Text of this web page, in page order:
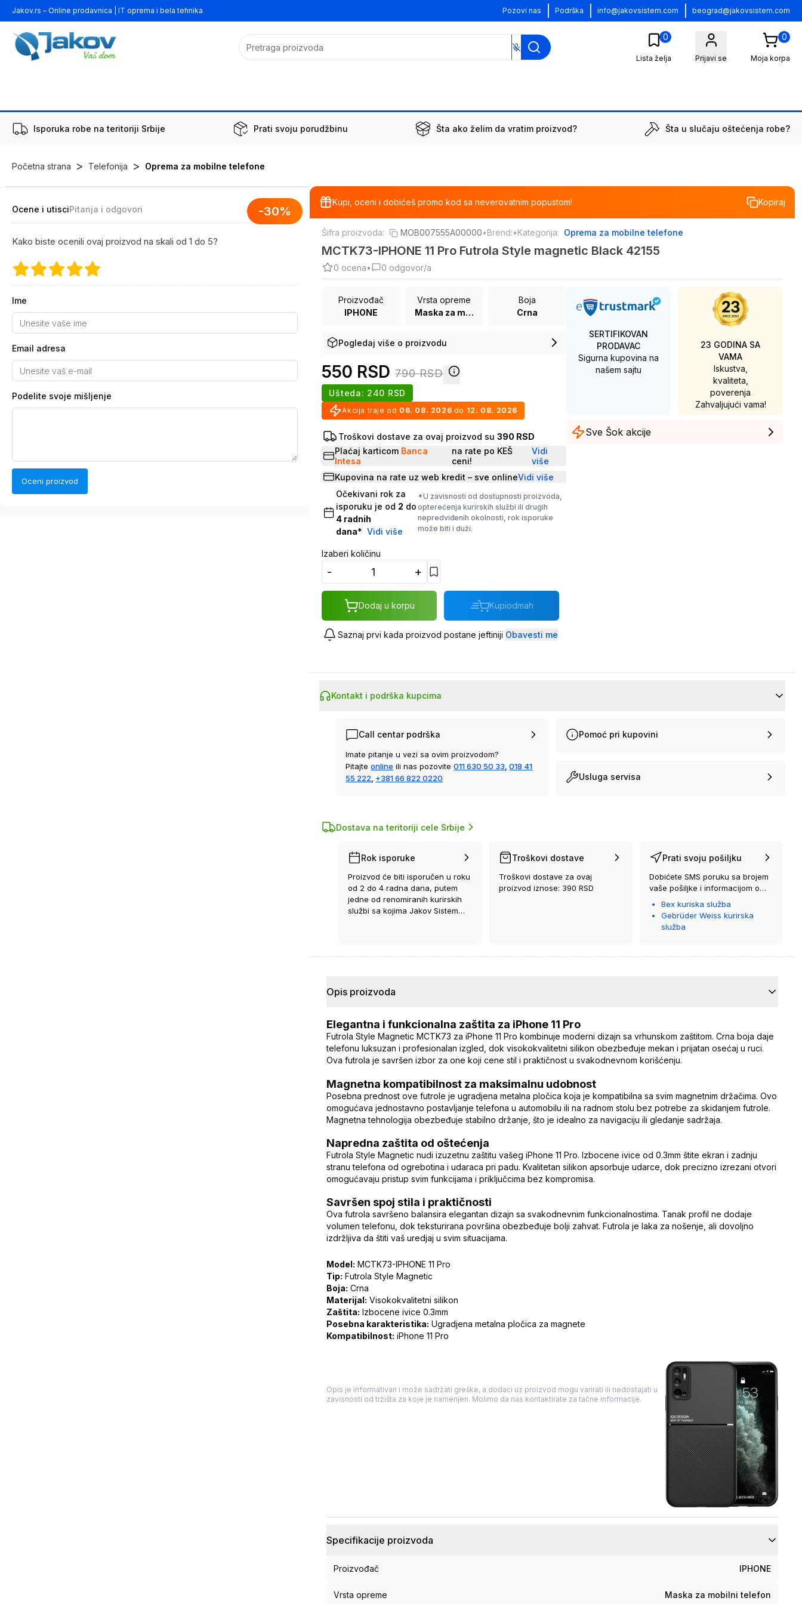
Jakov.rs – Online prodavnica | IT oprema i bela tehnika Pozovi nas Podrška info@jakovsistem.com beograd@jakovsistem.com
0
Lista želja Prijavi se
0
Moja korpa
Isporuka robe na teritoriji Srbije Prati svoju porudžbinu Šta ako želim da vratim proizvod? Šta u slučaju oštećenja robe?
Početna strana > Telefonija > Oprema za mobilne telefone
-30%
Ocene i utisciPitanja i odgovori
Kako biste ocenili ovaj proizvod na skali od 1 do 5?
Ime
Email adresa
Podelite svoje mišljenje
Oceni proizvod
Kupi, oceni i dobićeš promo kod sa neverovatnim popustom! Kopiraj
Šifra proizvoda: MOB007555A00000•Brend:•Kategorija: Oprema za mobilne telefone
MCTK73-IPHONE 11 Pro Futrola Style magnetic Black 42155
0 ocena• 0 odgovor/a
Proizvođač
IPHONE
Vrsta opreme
Maska za mobilni telefon
Boja
Crna
Pogledaj više o proizvodu
550 RSD 790RSD
Ušteda: 240 RSD
Akcija traje od 06. 08. 2026 do 12. 08. 2026
Troškovi dostave za ovaj proizvod su 390 RSD
Plaćaj karticom Banca
Intesa
na rate po KEŠ
ceni!
Vidi
više
Kupovina na rate uz web kredit – sve onlineVidi više
Očekivani rok za
isporuku je od 2 do
4 radnih
dana* Vidi više
*U zavisnosti od dostupnosti proizvoda,
opterećenja kurirskih službi ili drugih
nepredviđenih okolnosti, rok isporuke
može biti i duži.
Izaberi količinu
- +
Dodaj u korpu Kupiodmah
Saznaj prvi kada proizvod postane jeftiniji Obavesti me
SERTIFIKOVAN
PRODAVAC
Sigurna kupovina na
našem sajtu
23 GODINA SA
VAMA
Iskustva,
kvaliteta,
poverenja
Zahvaljujući vama!
Sve Šok akcije
Kontakt i podrška kupcima
Call centar podrška
Imate pitanje u vezi sa ovim proizvodom?
Pitajte online ili nas pozovite 011 630 50 33 018 41
55 222 +381 66 822 0220
Pomoć pri kupovini
Usluga servisa
Dostava na teritoriji cele Srbije
Rok isporuke
Proizvod će biti isporučen u roku
od 2 do 4 radna dana, putem
jedne od renomiranih kurirskih
službi sa kojima Jakov Sistem
Troškovi dostave
Troškovi dostave za ovaj
proizvod iznose: 390 RSD
Prati svoju pošiljku
Dobićete SMS poruku sa brojem
vaše pošiljke i informacijom o
kurirskoj službi koja će vam je
Bex kuriska služba
Gebrüder Weiss kurirska
služba
Opis proizvoda
Elegantna i funkcionalna zaštita za iPhone 11 Pro
Futrola Style Magnetic MCTK73 za iPhone 11 Pro kombinuje moderni dizajn sa vrhunskom zaštitom. Crna boja daje
telefonu luksuzan i profesionalan izgled, dok visokokvalitetni silikon obezbeđuje mekan i prijatan osećaj u ruci.
Ova futrola je savršen izbor za one koji cene stil i praktičnost u svakodnevnom korišćenju.
Magnetna kompatibilnost za maksimalnu udobnost
Posebna prednost ove futrole je ugradjena metalna pločica koja je kompatibilna sa svim magnetnim držačima. Ovo
omogućava jednostavno postavljanje telefona u automobilu ili na radnom stolu bez potrebe za skidanjem futrole.
Magnetna tehnologija obezbeđuje stabilno držanje, što je idealno za navigaciju ili gledanje sadržaja.
Napredna zaštita od oštećenja
Futrola Style Magnetic nudi izuzetnu zaštitu vašeg iPhone 11 Pro. Izbocene ivice od 0.3mm štite ekran i zadnju
stranu telefona od ogrebotina i udaraca pri padu. Kvalitetan silikon apsorbuje udarce, dok precizno izrezani otvori
omogućavaju pristup svim funkcijama i priključcima bez kompromisa.
Savršen spoj stila i praktičnosti
Ova futrola savršeno balansira elegantan dizajn sa svakodnevnim funkcionalnostima. Tanak profil ne dodaje
volumen telefonu, dok teksturirana površina obezbeđuje bolji zahvat. Futrola je laka za nošenje, ali dovoljno
izdržljiva da štiti vaš uredjaj u svim situacijama.
Model: MCTK73-IPHONE 11 Pro
Tip: Futrola Style Magnetic
Boja: Crna
Materijal: Visokokvalitetni silikon
Zaštita: Izbocene ivice 0.3mm
Posebna karakteristika: Ugradjena metalna pločica za magnete
Kompatibilnost: iPhone 11 Pro
Opis je informativan i može sadržati greške, a dodaci uz proizvod mogu varirati ili nedostajati u
zavisnosti od tržišta za koje je namenjen. Molimo da nas kontaktirate za tačne informacije.
Specifikacije proizvoda
Proizvođač IPHONE
Vrsta opreme Maska za mobilni telefon